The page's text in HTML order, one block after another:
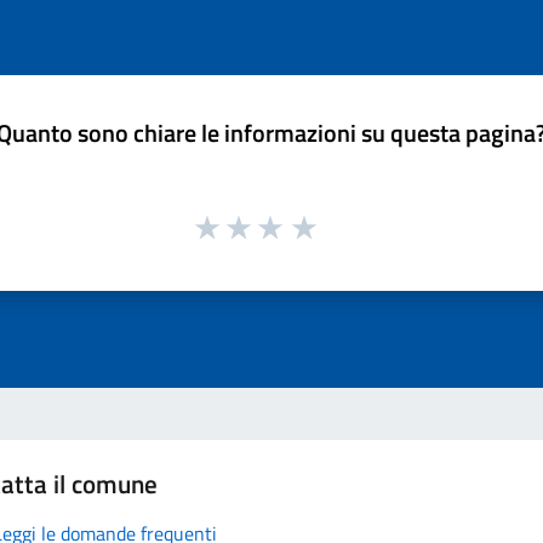
sono chiare le informazioni su questa
il comune
le domande frequenti